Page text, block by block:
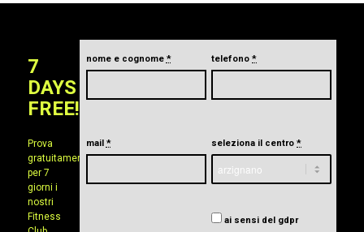
7
DAYS
FREE!
Prova
gratuitamente
per 7
giorni i
nostri
Fitness
nome e cognome * telefono*
mail * seleziona il centro*
ai sensi del gdpr